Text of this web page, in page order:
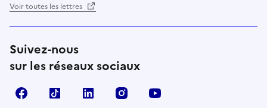
Voir toutes les lettres
Suivez-nous
sur les réseaux sociaux
FacebookTikTok Linkedin Instagram